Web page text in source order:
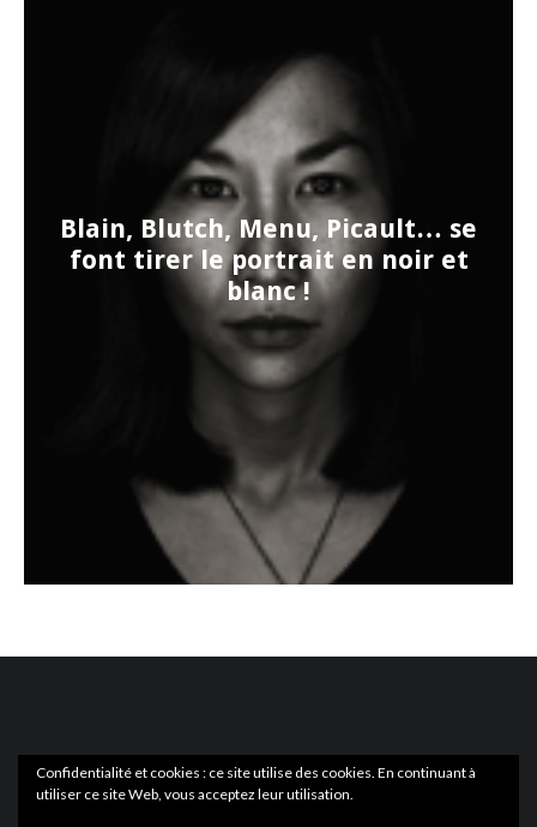
Blain, Blutch, Menu, Picault… se
font tirer le portrait en noir et
blanc !
Confidentialité et cookies : ce site utilise des cookies. En continuant à
utiliser ce site Web, vous acceptez leur utilisation.